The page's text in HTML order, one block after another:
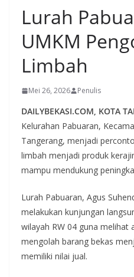
Lurah
UMKM
Limbah
Mei 26, 2026 Penulis
DAILYBEKASI.COM, KOTA
Kelurahan Pabuaran,
Tangerang, menjadi
limbah menjadi produk
mampu mendukung
Lurah Pabuaran, Agus
melakukan kunjungan
wilayah RW 04 guna melihat
mengolah barang bekas
memiliki nilai jual.